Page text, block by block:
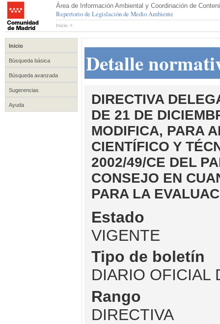
Área de Información Ambiental y Coordinación de
Repertorio de Legislación de Medio Ambiente
Inicio >
Inicio
Búsqueda básica
Búsqueda avanzada
Sugerencias
Ayuda
Detalle
DIRECTIVA
DE 21 DE
MODIFICA, PARA
CIENTÍFICO Y
2002/49/CE DEL
CONSEJO EN
PARA LA
Estado
VIGENTE
Tipo de boletín
DIARIO OFICIAL
Rango
DIRECTIVA